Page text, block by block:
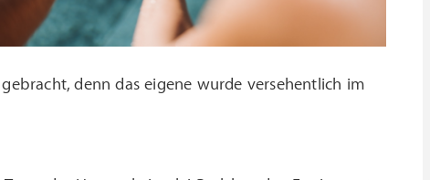
denn das eigene wurde versehentlich im